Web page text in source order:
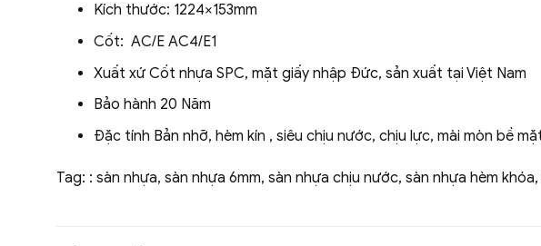
Kích thước: 1224×153mm
Cốt: AC/E AC4/E1
Xuất xứ Cốt nhựa SPC, mặt giấy nhập Đức, sản xuất tại Việt Nam
Bảo hành 20 Năm
Đặc tính Bản nhỡ, hèm kín , siêu chịu nước, chịu lực, mài mòn bề
Tag: : sàn nhựa, sàn nhựa 6mm, sàn nhựa chịu nước, sàn nhựa hèm